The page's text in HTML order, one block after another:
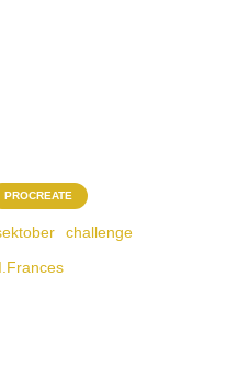
PROCREATE
challenge